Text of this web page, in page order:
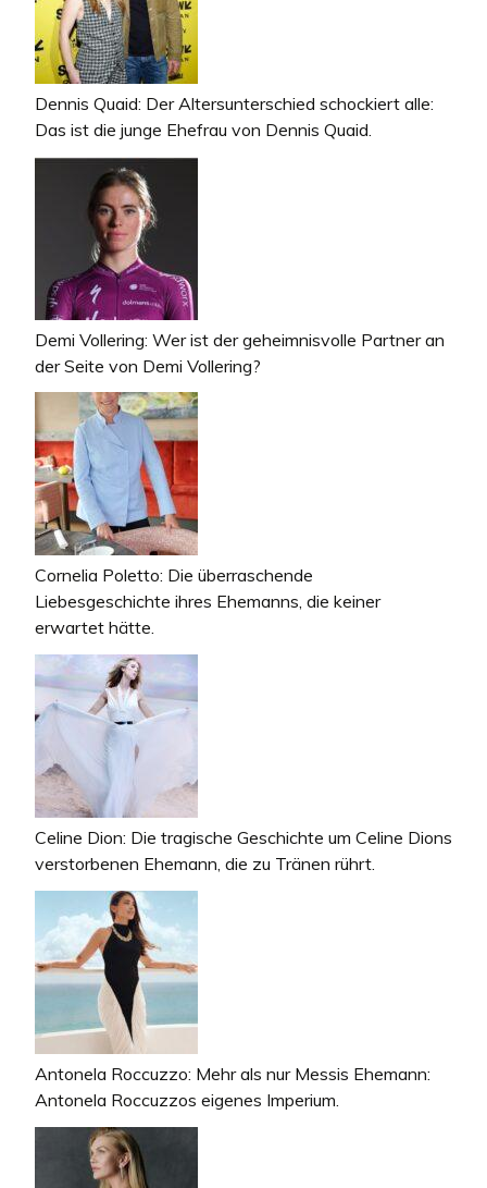
Dennis Quaid: Der Altersunterschied schockiert alle:
Das ist die junge Ehefrau von Dennis Quaid.
Demi Vollering: Wer ist der geheimnisvolle Partner an
der Seite von Demi Vollering?
Cornelia Poletto: Die überraschende
Liebesgeschichte ihres Ehemanns, die keiner
erwartet hätte.
Celine Dion: Die tragische Geschichte um Celine Dions
verstorbenen Ehemann, die zu Tränen rührt.
Antonela Roccuzzo: Mehr als nur Messis Ehemann:
Antonela Roccuzzos eigenes Imperium.